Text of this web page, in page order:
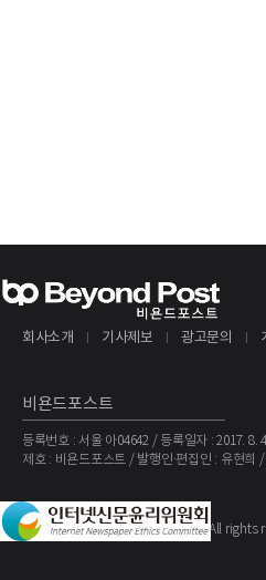
회사소개 기사제보 광고문의
비욘드포스트
등록번호 : 서울 아04642 / 등록일자 : 2017. 8.
제호 : 비욘드포스트 / 발행인·편집인 : 유현
Copyright ©The BeyondPost. All rights